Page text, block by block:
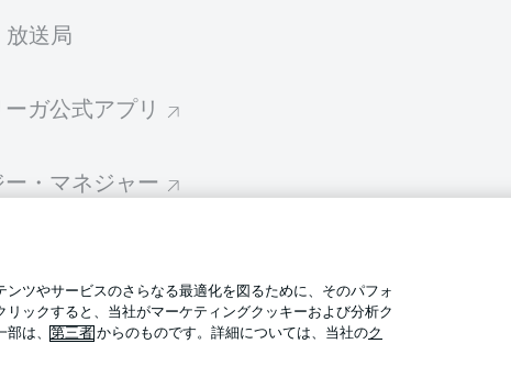
放送局
ガ公式アプリ
・マネジャー
Display Mode
利用条件
求人
ツやサービスのさらなる最適化を図るために、そのパフォ
ックすると、当社がマーケティングクッキーおよび分析ク
は、 第三者 からのものです。詳細については、当社のク